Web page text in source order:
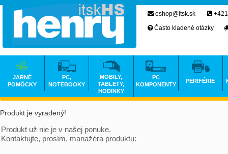
Produkt je vyradený!
Produkt už nie je v našej ponuke.
Kontaktujte, prosím, manažéra produktu:
eshop@itsk.sk
Často kladené otázky
JARNÉ
POMÔCKY
PC,
NOTEBOOKY
MOBILY,
TABLETY,
HODINKY
PC
KOMPONENTY
PERIFÉRIE